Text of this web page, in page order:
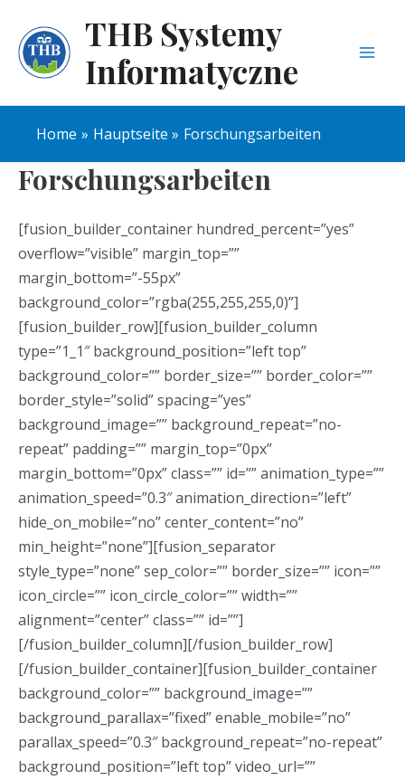
THB Systemy
Informatyczne
Home Hauptseite Forschungsarbeiten
Forschungsarbeiten
[fusion_builder_container hundred_percent=”yes”
overflow=”visible” margin_top=””
margin_bottom=”-55px”
background_color=”rgba(255,255,255,0)”]
[fusion_builder_row][fusion_builder_column
type=”1_1″ background_position=”left top”
background_color=”” border_size=”” border_color=””
border_style=”solid” spacing=”yes”
background_image=”” background_repeat=”no-
repeat” padding=”” margin_top=”0px”
margin_bottom=”0px” class=”” id=”” animation_type=””
animation_speed=”0.3″ animation_direction=”left”
hide_on_mobile=”no” center_content=”no”
min_height=”none”][fusion_separator
style_type=”none” sep_color=”” border_size=”” icon=””
icon_circle=”” icon_circle_color=”” width=””
alignment=”center” class=”” id=””]
[/fusion_builder_column][/fusion_builder_row]
[/fusion_builder_container][fusion_builder_container
background_color=”” background_image=””
background_parallax=”fixed” enable_mobile=”no”
parallax_speed=”0.3″ background_repeat=”no-repeat”
background_position=”left top” video_url=””